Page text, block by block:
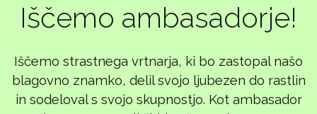
Iščemo ambasadorje!
Iščemo strastnega vrtnarja, ki bo zastopal našo
blagovno znamko, delil svojo ljubezen do rastlin
in sodeloval s svojo skupnostjo. Kot ambasador